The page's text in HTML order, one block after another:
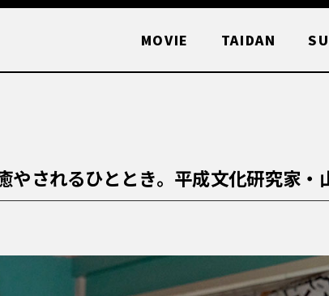
MOVIE TAIDAN
やされるひととき。平成文化研究家・